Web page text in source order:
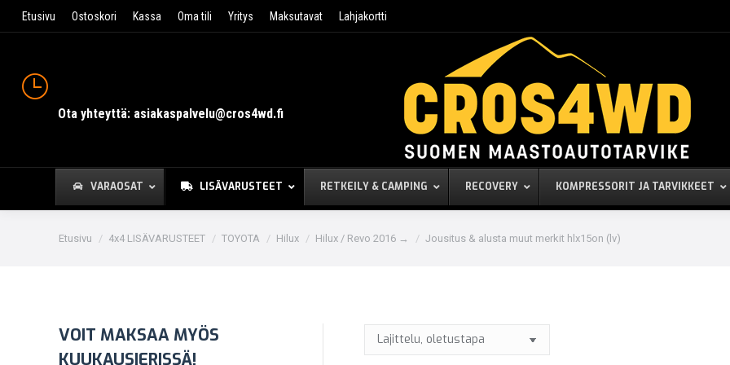
Etusivu Ostoskori Kassa Oma tili Yritys Maksutavat Lahjakortti
Ota yhteyttä: asiakaspalvelu@cros4wd.fi
VARAOSAT LISÄVARUSTEET RETKEILY & CAMPING RECOVERY KOMPRESSORIT JA TARVIKKEET
You are here:
Etusivu 4x4 LISÄVARUSTEET TOYOTA Hilux Hilux / Revo 2016 → Jousitus & alusta muut merkit hlx15on (lv)
VOIT MAKSAA MYÖS
KUUKAUSIERISSÄ!